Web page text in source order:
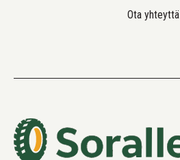
Ota yhteyttä